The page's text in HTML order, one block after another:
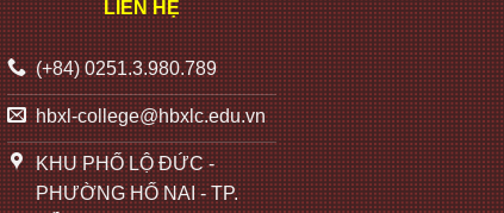
LIÊN HỆ
(+84) 0251.3.980.789
hbxl-college@hbxlc.edu.vn
KHU PHỐ LỘ ĐỨC -
PHƯỜNG HỐ NAI - TP.